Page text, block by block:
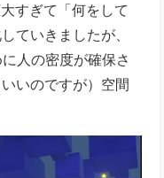
すぎて「何をして
ていきましたが、
人の密度が確保さ
いのですが）空間